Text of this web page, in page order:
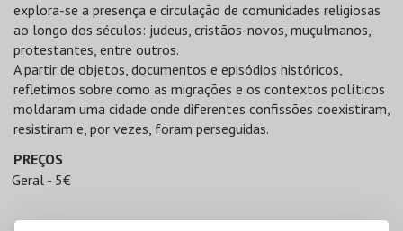
explora-se a presença e circulação de comunidades religiosas
ao longo dos séculos: judeus, cristãos-novos, muçulmanos,
protestantes, entre outros.
A partir de objetos, documentos e episódios históricos,
refletimos sobre como as migrações e os contextos políticos
moldaram uma cidade onde diferentes confissões coexistiram,
resistiram e, por vezes, foram perseguidas.
PREÇOS
Geral - 5€